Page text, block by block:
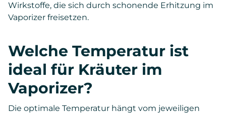
Wirkstoffe, die sich durch schonende Erhitzung im
Vaporizer freisetzen.
Welche Temperatur ist
ideal für Kräuter im
Vaporizer?
Die optimale Temperatur hängt vom jeweiligen